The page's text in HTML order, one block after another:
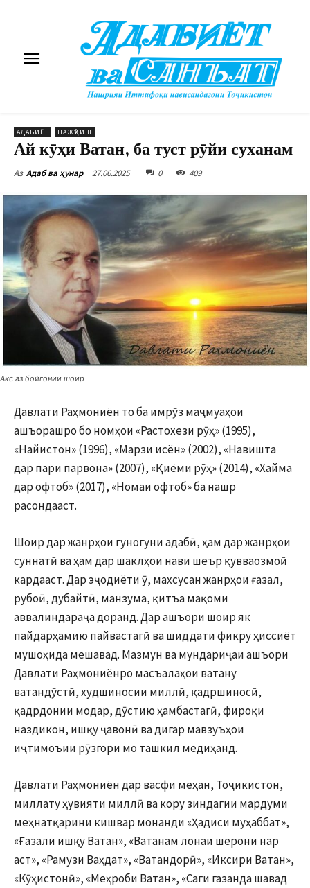
АДАБИЁТ ПАЖӮҲИШ
Ай кӯҳи Ватан, ба туст рӯйи суханам
Аз Адаб ва ҳунар 27.06.2025 0 409
Акс аз бойгонии шоир
Давлати Раҳмониён то ба имрӯз маҷмуаҳои
ашъорашро бо номҳои «Растохези рӯҳ» (1995),
«Найистон» (1996), «Марзи исён» (2002), «Навишта
дар пари парвона» (2007), «Қиёми рӯҳ» (2014), «Хайма
дар офтоб» (2017), «Номаи офтоб» ба нашр
расондааст.
Шоир дар жанрҳои гуногуни адабӣ, ҳам дар жанрҳои
суннатӣ ва ҳам дар шаклҳои нави шеър қувваозмоӣ
кардааст. Дар эҷодиёти ӯ, махсусан жанрҳои ғазал,
рубоӣ, дубайтӣ, манзума, қитъа мақоми
аввалиндараҷа доранд. Дар ашъори шоир як
пайдарҳамию пайвастагӣ ва шиддати фикру ҳиссиёт
мушоҳида мешавад. Мазмун ва мундариҷаи ашъори
Давлати Раҳмониёнро масъалаҳои ватану
ватандӯстӣ, худшиносии миллӣ, қадршиносӣ,
қадрдонии модар, дӯстию ҳамбастагӣ, фироқи
наздикон, ишқу ҷавонӣ ва дигар мавзуъҳои
иҷтимоъии рӯзгори мо ташкил медиҳанд.
Давлати Раҳмониён дар васфи меҳан, Тоҷикистон,
миллату ҳувияти миллӣ ва кору зиндагии мардуми
меҳнатқарини кишвар монанди «Ҳадиси муҳаббат»,
«Ғазали ишқу Ватан», «Ватанам лонаи шерони нар
аст», «Рамузи Ваҳдат», «Ватандорӣ», «Иксири Ватан»,
«Кӯҳистонӣ», «Меҳроби Ватан», «Саги газанда шавад